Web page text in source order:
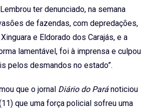
ter denunciado, na semana
de fazendas, com depredações,
e Eldorado dos Carajás, e a
lamentável, foi à imprensa e culpou
pelos desmandos no estado”.
que o jornal Diário do Paránoticiou
que uma força policial sofreu uma